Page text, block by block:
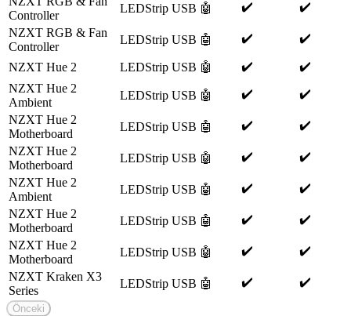
Controller
LEDStrip USB 🤖 ✔️
✔️
NZXT RGB & Fan
Controller
LEDStrip USB 🤖 ✔️ ✔️
NZXT Hue 2 LEDStrip USB 🤖 ✔️
✔️
NZXT Hue 2
Ambient
LEDStrip USB 🤖 ✔️
✔️
NZXT Hue 2
Motherboard
LEDStrip USB 🤖 ✔️
✔️
NZXT Hue 2
Motherboard
LEDStrip USB 🤖 ✔️
✔️
NZXT Hue 2
Ambient
LEDStrip USB 🤖 ✔️
✔️
NZXT Hue 2
Motherboard
LEDStrip USB 🤖 ✔️
✔️
NZXT Hue 2
Motherboard
LEDStrip USB 🤖 ✔️
✔️
NZXT Kraken X3
Series
LEDStrip USB 🤖 ✔️ ✔️
Önceki